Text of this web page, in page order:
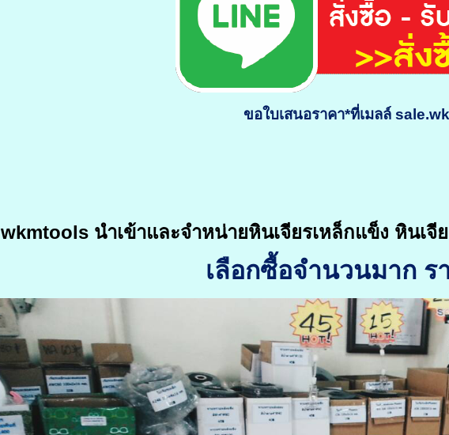
ขอใบเสนอราคา*ที่เมลล์
wkmtools นำเข้าและจำหน่ายหินเจียรเหล็กแข็ง หินเจี
เลือกซื้อจำนวนมาก ร